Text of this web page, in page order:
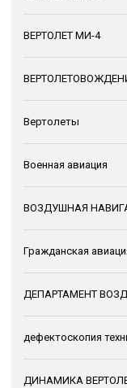
ВЕРТОЛЕТ МИ-4
Вертолеты
Военная авиация
ВОЗДУШНАЯ
Гражданская
ДЕПАРТАМЕНТ
дефектоскопия
ДИНАМИКА